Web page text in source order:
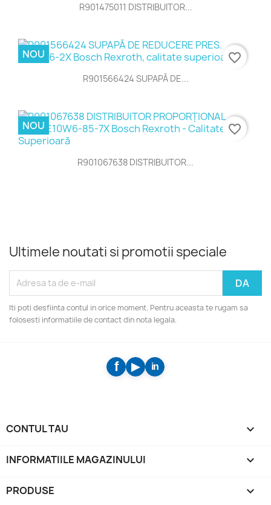
R901475011 DISTRIBUITOR...
R901566424 SUPAPĂ DE...
NOU favorite_border
R901067638 DISTRIBUITOR...
NOU favorite_border
Ultimele noutati si promotii speciale
Iti poti desfiinta contul in orice moment. Pentru aceasta te rugam sa
folosesti informatiile de contact din nota legala.
CONTUL TAU 
INFORMATIILE MAGAZINULUI keyboard_arrow_down
PRODUSE 